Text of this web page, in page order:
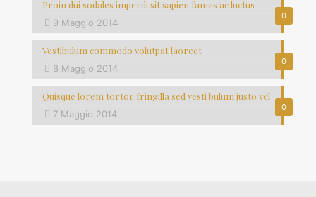
0
Proin dui sodales imperdi sit sapien fames ac luctus
9 Maggio 2014
0
Vestibulum commodo volutpat laoreet
8 Maggio 2014
0
Quisque lorem tortor fringilla sed vesti bulum justo vel
7 Maggio 2014